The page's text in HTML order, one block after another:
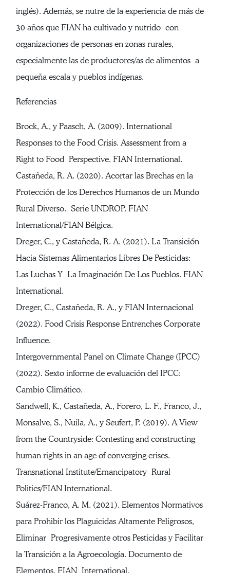
inglés). Además, se nutre de la experiencia de más de
30 años que FIAN ha cultivado y nutrido con
organizaciones de personas en zonas rurales,
especialmente las de productores/as de alimentos a
pequeña escala y pueblos indígenas.
Referencias
Brock, A., y Paasch, A. (2009). International
Responses to the Food Crisis. Assessment from a
Right to Food Perspective. FIAN International.
Castañeda, R. A. (2020). Acortar las Brechas en la
Protección de los Derechos Humanos de un Mundo
Rural Diverso. Serie UNDROP. FIAN
International/FIAN Bélgica.
Dreger, C., y Castañeda, R. A. (2021). La Transición
Hacia Sistemas Alimentarios Libres De Pesticidas:
Las Luchas Y La Imaginación De Los Pueblos. FIAN
International.
Dreger, C., Castañeda, R. A., y FIAN Internacional
(2022). Food Crisis Response Entrenches Corporate
Influence.
Intergovernmental Panel on Climate Change (IPCC)
(2022). Sexto informe de evaluación del IPCC:
Cambio Climático.
Sandwell, K., Castañeda, A., Forero, L. F., Franco, J.,
Monsalve, S., Nuila, A., y Seufert, P. (2019). A View
from the Countryside: Contesting and constructing
human rights in an age of converging crises.
Transnational Institute/Emancipatory Rural
Politics/FIAN International.
Suárez-Franco, A. M. (2021). Elementos Normativos
para Prohibir los Plaguicidas Altamente Peligrosos,
Eliminar Progresivamente otros Pesticidas y Facilitar
la Transición a la Agroecología. Documento de
Elementos. FIAN International.